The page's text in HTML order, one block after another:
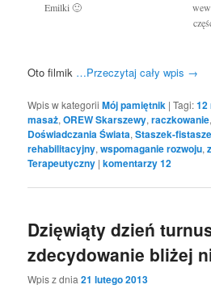
Emilki 🙂
Oto filmik …Przeczytaj cały wpis →
Wpis w kategoriiMój pamiętnik |Tagi:12
masaż,OREW Skarszewy,raczkowanie
Doświadczania Świata,Staszek-
rehabilitacyjny,wspomaganie rozwoju,
Terapeutyczny |komentarzy12
Dzięwiąty dzień
zdecydowanie bliżej
Wpis z dnia21 lutego 2013